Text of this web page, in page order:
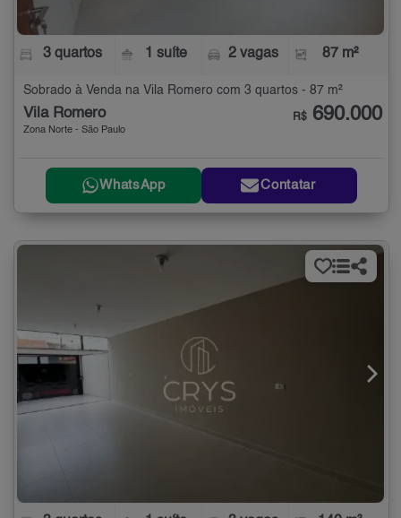
3 quartos 1 suíte 2 vagas 87 m²
Sobrado à Venda na Vila Romero com 3 quartos - 87 m²
Vila Romero
Zona Norte - São Paulo
R$ 690.000
WhatsApp Contatar